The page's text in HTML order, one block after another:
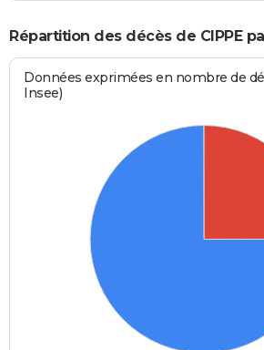
Répartition des décès de CIPPE
Données exprimées en nombre de
Insee)